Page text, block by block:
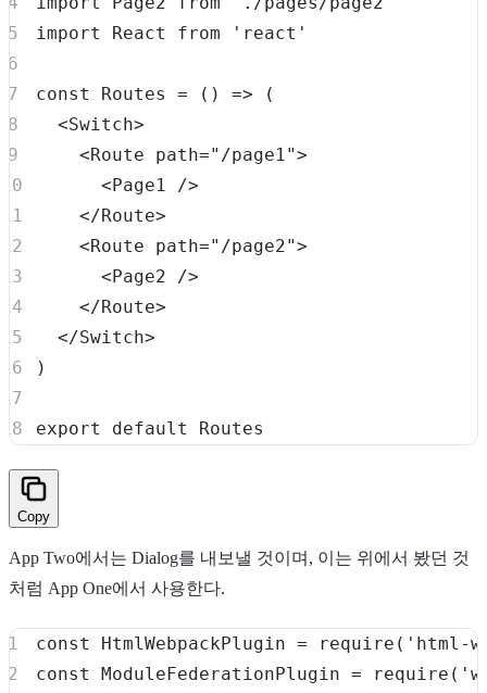
import
React from 'react'
const Routes = ( ) =>
(
<Switch>
<Route path="/page1">
<Page1 />
</Route>
<Route path="/page2">
<Page2 />
</Route>
</Switch>
)
export default Routes
Copy
App Two에서는 Dialog를 내보낼 것이며, 이는 위에서 봤던 것
처럼 App One에서 사용한다.
const HtmlWebpackPlugin = require ( 'html-
const
ModuleFederationPlugin = require (